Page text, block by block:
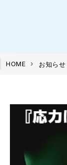
HOME お知らせ